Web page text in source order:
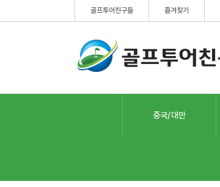
골프투어친구들 즐겨찾기
중국/대만